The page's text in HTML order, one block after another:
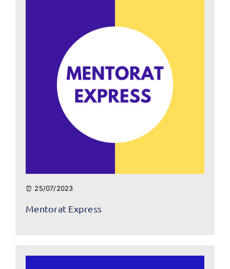
⏰ 25/07/2023
Mentorat Express